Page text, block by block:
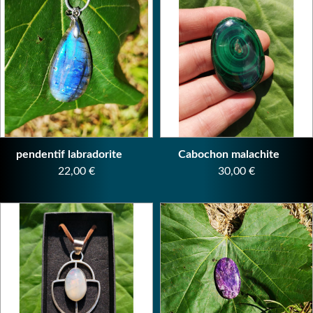
pendentif labradorite
Prix
22,00 €
Cabochon malachite
Prix
30,00 €